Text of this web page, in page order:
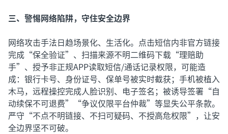
三、警惕网络陷阱，守住安全边界
网络攻击手法日趋场景化、生活化。点击短信内非官方链接
完成“保全验证”、扫描来源不明二维码下载“理赔助
手”、授予非正规APP读取短信/通话记录权限，可能造
成：银行卡号、身份证号、保单号被实时截获；手机被植入
木马，远程操控完成人脸识别、电子签名；被诱导签署“自
动续保不可退费”“争议仅限平台仲裁”等显失公平条款。
严守“不点不明链接、不扫可疑码、不授高危权限”，让安
全边界坚不可破。